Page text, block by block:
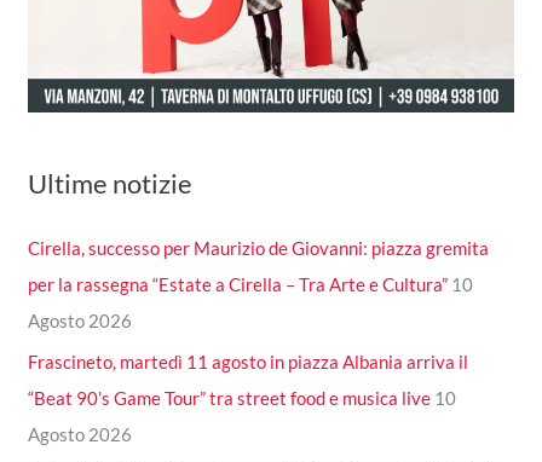
Ultime notizie
Cirella, successo per Maurizio de Giovanni: piazza gremita
per la rassegna “Estate a Cirella – Tra Arte e Cultura” 10
Agosto 2026
Frascineto, martedì 11 agosto in piazza Albania arriva il
“Beat 90’s Game Tour” tra street food e musica live 10
Agosto 2026